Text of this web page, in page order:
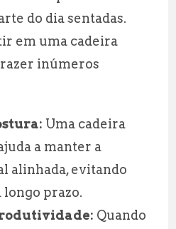
do dia sentadas.
em uma cadeira
inúmeros
Uma cadeira
a manter a
alinhada, evitando
longo prazo.
Quando